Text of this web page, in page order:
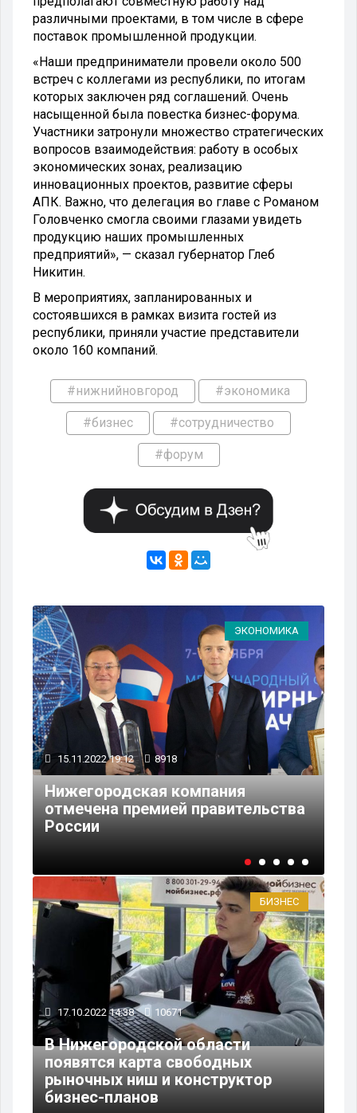
различными проектами, в том числе в сфере
поставок промышленной продукции.
«Наши предприниматели провели около 500
встреч с коллегами из республики, по итогам
которых заключен ряд соглашений. Очень
насыщенной была повестка бизнес-форума.
Участники затронули множество стратегических
вопросов взаимодействия: работу в особых
экономических зонах, реализацию
инновационных проектов, развитие сферы
АПК. Важно, что делегация во главе с Романом
Головченко смогла своими глазами увидеть
продукцию наших промышленных
предприятий», — сказал губернатор Глеб
Никитин.
В мероприятиях, запланированных и
состоявшихся в рамках визита гостей из
республики, приняли участие представители
около 160 компаний.
#нижнийновгород #экономика
#бизнес #сотрудничество
#форум
ЭКОНОМИКА
18.10.2022 16:07 10198
В Нижегородской области
вылавливать раков в
промышленных масштабах
БИЗНЕС
17.10.2022 14:38 10671
В Нижегородской области
появятся карта свободных
рыночных ниш и конструктор
бизнес-планов